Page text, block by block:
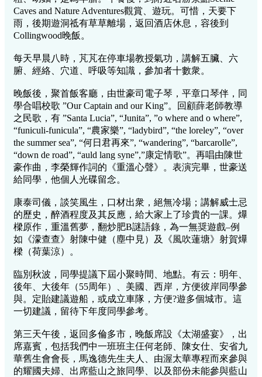
Caves and Nature Adventures觀賞、遊玩。可惜，天要下
雨，後期遊洞祗有草草離場，返回酒店休息，容後到
Collingwood晚飯。
每天早晨八時，芃芃在停車場教授氣功，講解五臟、六
腑、經絡、穴道、呼吸等知識，參加者十數衆。
晚飯後，聚首飯客廳，由世豪司電子琴，平章口琴伴，同
學合唱校歌 ”Our Captain and our King”。回顧薛老師教導
之民歌，有 ”Santa Lucia”, “Junita”, ”o where and o where”,
“funiculi-funicula”, “農家樂”, “ladybird”, “the loreley”, “over
the summer sea”, “何日君再來”, “wandering”, “barcarolle”,
“down de road”, “auld lang syne”,”康定情歌”。再唱由陳世
豪作曲，李榮輝作詞的《重溫心聲》。表演完畢，世豪送
給同學，他個人光碟留念。
康泰司儀，談笑風生，口材出衆，絕無冷場；講解威士忌
的歷史，醉酒程度及其反應，給大家上了珍貴的一課。爗
樑原作，重溫舊夢，翻炒肥B謎語錄，為一無奨遊戲–例
如《濛查查》射陳中健（塵中見）及《風吹蓮塘》射賀爗
樑（荷葉涼）。
臨別秋波，同學提議下屆小聚時間、地點。有云：明年、
後年、大後年（55周年）、美國、西岸，方便彼岸同學參
與。定貽建議遊船，或成立車隊，方便?遊多個城市。這
一切建議，留待下年度同學參考。
第三天午後，返回多倫多市，晚飯席設《太湖盛宴》，出
席嘉賓，包括我們中一班班主仼何老師、陳女仕、安省九
華舊生會會長，馬逸德先生夫人、由渥太華專程而來參與
的耀國夫婦、出席藍山之旅同學、以及部份未能參與藍山